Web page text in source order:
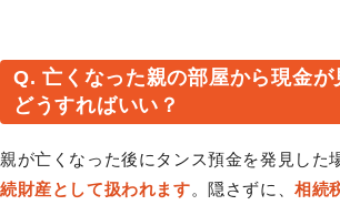
Q. 亡くなった親の部屋から現金が
どうすればいい？
親が亡くなった後にタンス預金を発見した
続財産として扱われます。隠さずに、相続